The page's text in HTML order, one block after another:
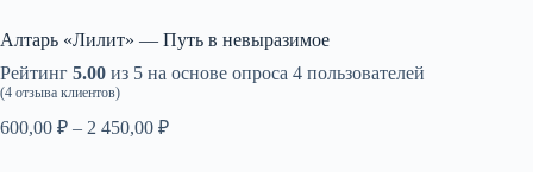
Алтарь «Лилит» — Путь в невыразимое
Рейтинг 5.00 из 5 на основе опроса 4 пользователей
(4 отзыва клиентов)
600,00 ₽ – 2 450,00 ₽Диапазон